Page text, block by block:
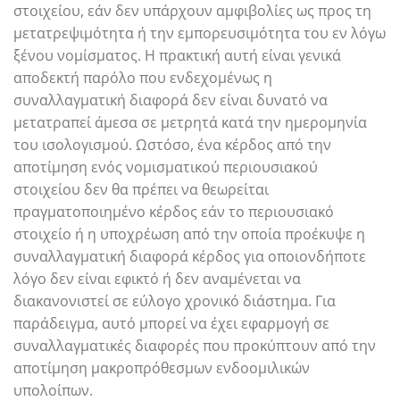
στοιχείου, εάν δεν υπάρχουν αμφιβολίες ως προς τη
μετατρεψιμότητα ή την εμπορευσιμότητα του εν λόγω
ξένου νομίσματος. Η πρακτική αυτή είναι γενικά
αποδεκτή παρόλο που ενδεχομένως η
συναλλαγματική διαφορά δεν είναι δυνατό να
μετατραπεί άμεσα σε μετρητά κατά την ημερομηνία
του ισολογισμού. Ωστόσο, ένα κέρδος από την
αποτίμηση ενός νομισματικού περιουσιακού
στοιχείου δεν θα πρέπει να θεωρείται
πραγματοποιημένο κέρδος εάν το περιουσιακό
στοιχείο ή η υποχρέωση από την οποία προέκυψε η
συναλλαγματική διαφορά κέρδος για οποιονδήποτε
λόγο δεν είναι εφικτό ή δεν αναμένεται να
διακανονιστεί σε εύλογο χρονικό διάστημα. Για
παράδειγμα, αυτό μπορεί να έχει εφαρμογή σε
συναλλαγματικές διαφορές που προκύπτουν από την
αποτίμηση μακροπρόθεσμων ενδοομιλικών
υπολοίπων.